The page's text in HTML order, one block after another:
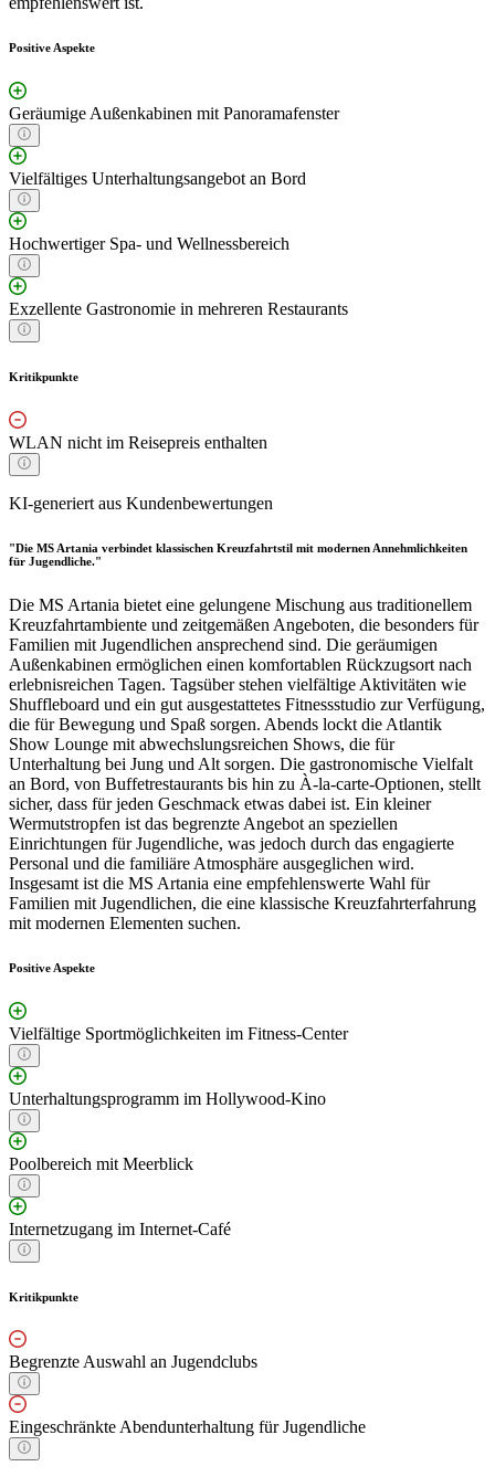
Positive Aspekte
Geräumige Außenkabinen mit Panoramafenster
Vielfältiges Unterhaltungsangebot an Bord
Hochwertiger Spa- und Wellnessbereich
Exzellente Gastronomie in mehreren Restaurants
Kritikpunkte
WLAN nicht im Reisepreis enthalten
KI-generiert aus Kundenbewertungen
"Die MS Artania verbindet klassischen Kreuzfahrtstil mit modernen Annehmlichkeiten
für Jugendliche."
Die MS Artania bietet eine gelungene Mischung aus traditionellem
Kreuzfahrtambiente und zeitgemäßen Angeboten, die besonders für
Familien mit Jugendlichen ansprechend sind. Die geräumigen
Außenkabinen ermöglichen einen komfortablen Rückzugsort nach
erlebnisreichen Tagen. Tagsüber stehen vielfältige Aktivitäten wie
Shuffleboard und ein gut ausgestattetes Fitnessstudio zur Verfügung,
die für Bewegung und Spaß sorgen. Abends lockt die Atlantik
Show Lounge mit abwechslungsreichen Shows, die für
Unterhaltung bei Jung und Alt sorgen. Die gastronomische Vielfalt
an Bord, von Buffetrestaurants bis hin zu À-la-carte-Optionen, stellt
sicher, dass für jeden Geschmack etwas dabei ist. Ein kleiner
Wermutstropfen ist das begrenzte Angebot an speziellen
Einrichtungen für Jugendliche, was jedoch durch das engagierte
Personal und die familiäre Atmosphäre ausgeglichen wird.
Insgesamt ist die MS Artania eine empfehlenswerte Wahl für
Familien mit Jugendlichen, die eine klassische Kreuzfahrterfahrung
mit modernen Elementen suchen.
Positive Aspekte
Vielfältige Sportmöglichkeiten im Fitness-Center
Unterhaltungsprogramm im Hollywood-Kino
Poolbereich mit Meerblick
Internetzugang im Internet-Café
Kritikpunkte
Begrenzte Auswahl an Jugendclubs
Eingeschränkte Abendunterhaltung für Jugendliche